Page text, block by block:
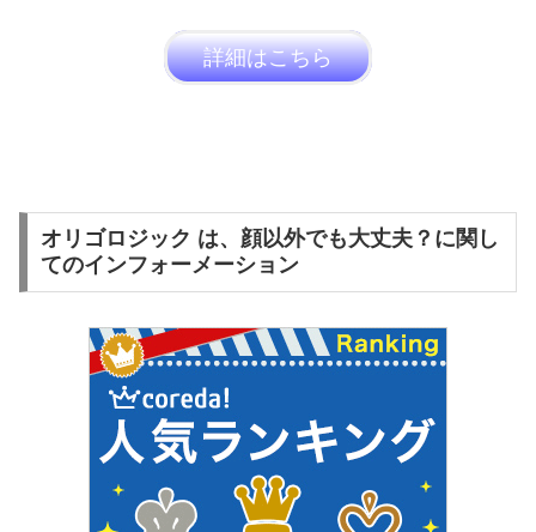
詳細はこちら
オリゴロジック は、顔以外でも大丈夫？に関し
てのインフォーメーション